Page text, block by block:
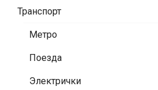
Транспорт
Метро
Поезда
Электрички